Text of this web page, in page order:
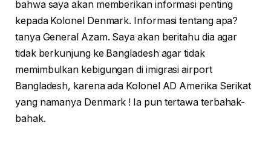
bahwa saya akan memberikan informasi penting
kepada Kolonel Denmark. Informasi tentang apa?
tanya General Azam. Saya akan beritahu dia agar
tidak berkunjung ke Bangladesh agar tidak
memimbulkan kebigungan di imigrasi airport
Bangladesh, karena ada Kolonel AD Amerika Serikat
yang namanya Denmark ! Ia pun tertawa terbahak-
bahak.